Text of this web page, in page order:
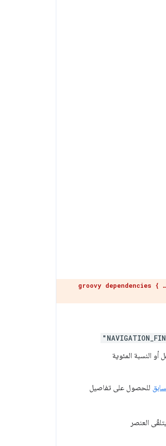
groovy dependencies {
أو النسبة المئوية
للحصول على تفاصيل
العنصر